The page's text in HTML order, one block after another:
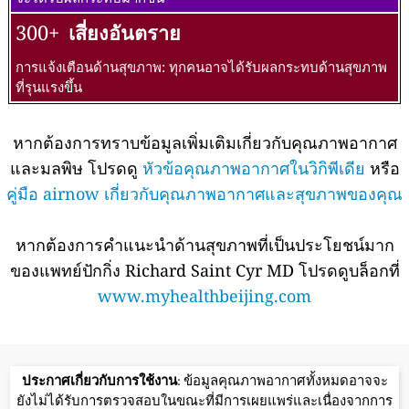
300+ เสี่ยงอันตราย
การแจ้งเตือนด้านสุขภาพ: ทุกคนอาจได้รับผลกระทบด้านสุขภาพ
ที่รุนแรงขึ้น
หากต้องการทราบข้อมูลเพิ่มเติมเกี่ยวกับคุณภาพอากาศ
และมลพิษ โปรดดู หัวข้อคุณภาพอากาศในวิกิพีเดีย หรือ
คู่มือ airnow เกี่ยวกับคุณภาพอากาศและสุขภาพของคุณ
หากต้องการคำแนะนำด้านสุขภาพที่เป็นประโยชน์มาก
ของแพทย์ปักกิ่ง Richard Saint Cyr MD โปรดดูบล็อกที่
www.myhealthbeijing.com
ประกาศเกี่ยวกับการใช้งาน: ข้อมูลคุณภาพอากาศทั้งหมดอาจจะ
ยังไม่ได้รับการตรวจสอบในขณะที่มีการเผยแพร่และเนื่องจากการ